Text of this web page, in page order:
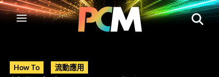
How To 流動應用